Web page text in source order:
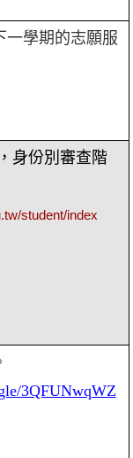
一學期的志願服
身份別審查階
student/index
3QFUNwqWZ